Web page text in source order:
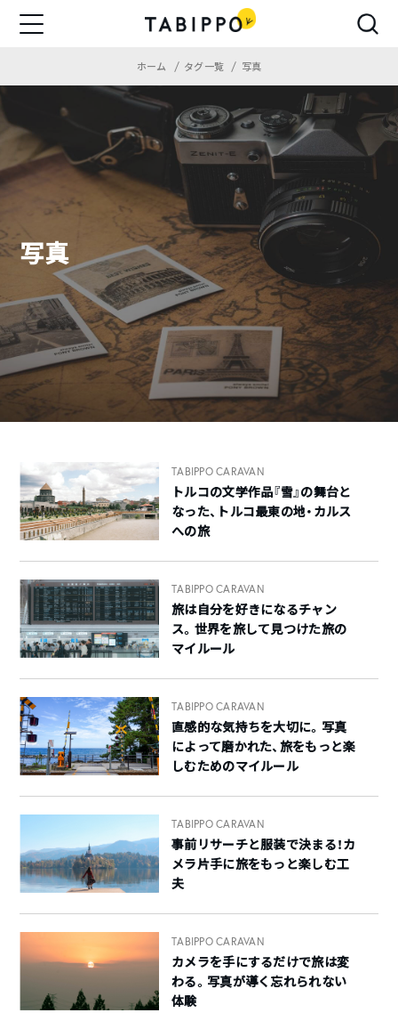
ホーム タグ一覧 写真
写真
TABIPPO CARAVAN
トルコの文学作品『雪』の舞台と
なった、トルコ最東の地・カルス
への旅
TABIPPO CARAVAN
旅は自分を好きになるチャン
ス。世界を旅して見つけた旅の
マイルール
TABIPPO CARAVAN
直感的な気持ちを大切に。写真
によって磨かれた、旅をもっと楽
しむためのマイルール
TABIPPO CARAVAN
事前リサーチと服装で決まる！カ
メラ片手に旅をもっと楽しむ工
夫
TABIPPO CARAVAN
カメラを手にするだけで旅は変
わる。写真が導く忘れられない
体験